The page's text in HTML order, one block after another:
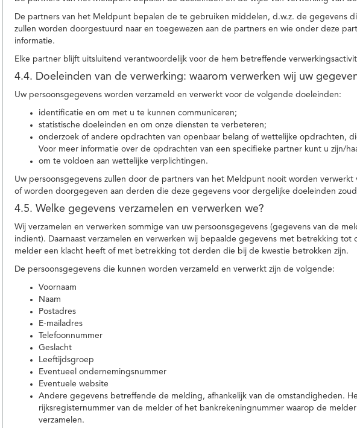
De partners van het Meldpunt bepalen de te gebruiken middelen, d.w.z. de gegevens
zullen worden doorgestuurd naar en toegewezen aan de partners en wie onder deze
informatie.
Elke partner blijft uitsluitend verantwoordelijk voor de hem betreffende
4.4. Doeleinden van de verwerking: waarom verwerken wij uw
Uw persoonsgegevens worden verzameld en verwerkt voor de volgende doeleinden:
identificatie en om met u te kunnen communiceren;
statistische doeleinden en om onze diensten te verbeteren;
onderzoek of andere opdrachten van openbaar belang of wettelijke opdrachten,
Voor meer informatie over de opdrachten van een specifieke partner kunt u zijn/
om te voldoen aan wettelijke verplichtingen.
Uw persoonsgegevens zullen door de partners van het Meldpunt nooit worden
of worden doorgegeven aan derden die deze gegevens voor dergelijke doeleinden
4.5. Welke gegevens verzamelen en verwerken we?
Wij verzamelen en verwerken sommige van uw persoonsgegevens (gegevens van de
indient). Daarnaast verzamelen en verwerken wij bepaalde gegevens met betrekking
melder een klacht heeft of met betrekking tot derden die bij de kwestie betrokken zijn.
De persoonsgegevens die kunnen worden verzameld en verwerkt zijn de volgende:
Voornaam
Naam
Postadres
E-mailadres
Telefoonnummer
Geslacht
Leeftijdsgroep
Eventueel ondernemingsnummer
Eventuele website
Andere gegevens betreffende de melding, afhankelijk van de omstandigheden.
rijksregisternummer van de melder of het bankrekeningnummer waarop de
verzamelen.